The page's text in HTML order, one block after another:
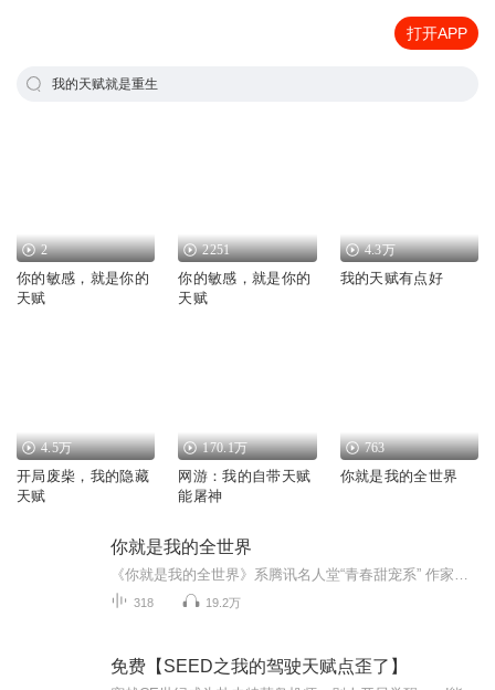
打开APP
我的天赋就是重生
2
你的敏感，就是你的
天赋
2251
你的敏感，就是你的
天赋
4.3万
我的天赋有点好
4.5万
开局废柴，我的隐藏
天赋
170.1万
网游：我的自带天赋
能屠神
763
你就是我的全世界
你就是我的全世界
318 19.2万
免费【SEED之我的驾驶天赋点歪了】